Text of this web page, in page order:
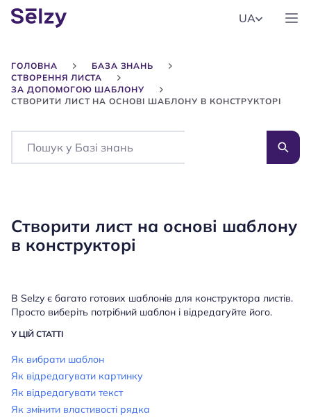
UA
ГОЛОВНА
БАЗА ЗНАНЬ
СТВОРЕННЯ ЛИСТА
ЗА ДОПОМОГОЮ ШАБЛОНУ
СТВОРИТИ ЛИСТ НА ОСНОВІ ШАБЛОНУ В КОНСТРУКТОРІ
Search
Створити лист на основі шаблону
в конструкторі
В Selzy є багато готових шаблонів для конструктора листів.
Просто виберіть потрібний шаблон і відредагуйте його.
У ЦІЙ СТАТТІ
Як вибрати шаблон
Як відредагувати картинку
Як відредагувати текст
Як змінити властивості рядка